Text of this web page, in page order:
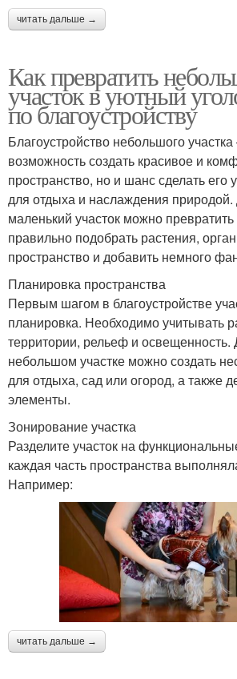
читать дальше →
Как превратить
участок в уютный
по благоустройству
Благоустройство небольшого участка
возможность создать красивое и
пространство, но и шанс сделать его
для отдыха и наслаждения
маленький участок можно
правильно подобрать растения,
пространство и добавить немного
Планировка пространства
Первым шагом в благоустройстве
планировка. Необходимо учитывать
территории, рельеф и
небольшом участке можно создать
для отдыха, сад или огород, а также
элементы.
Зонирование участка
Разделите участок на
каждая часть пространства
Например:
читать дальше →